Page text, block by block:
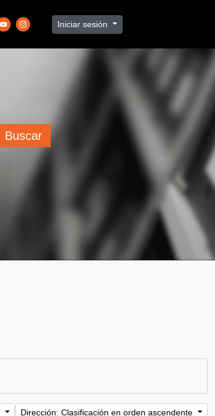
Iniciar sesión
Buscar
Dirección: Clasificación en orden ascendente